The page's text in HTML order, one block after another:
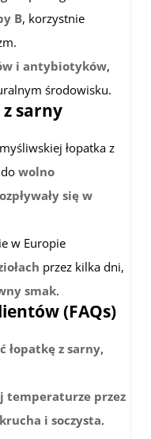
B, korzystnie
i antybiotyków,
środowisku.
z sarny
łopatka z
wolno
się w
w Europie
przez kilka dni,
smak.
(FAQs)
łopatkę z sarny,
temperaturze przez
krucha i soczysta.